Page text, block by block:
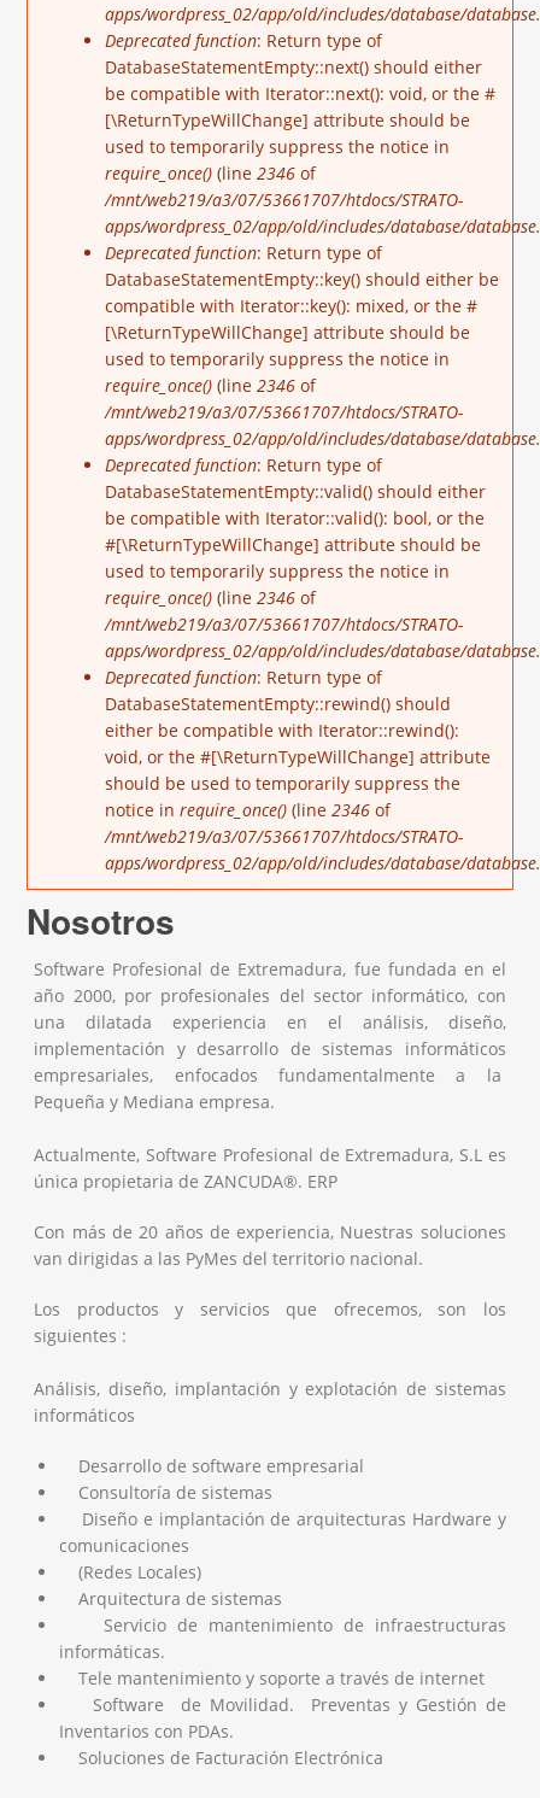
apps/wordpress_02/app/old/includes/database/
Deprecated function: Return type of
DatabaseStatementEmpty::next() should either
be compatible with Iterator::next(): void, or the #
[\ReturnTypeWillChange] attribute should be
used to temporarily suppress the notice in
require_once() (line2346 of
/mnt/web219/a3/07/53661707/htdocs/STRATO-
apps/wordpress_02/app/old/includes/database/
Deprecated function: Return type of
DatabaseStatementEmpty::key() should either be
compatible with Iterator::key(): mixed, or the #
[\ReturnTypeWillChange] attribute should be
used to temporarily suppress the notice in
require_once() (line2346 of
/mnt/web219/a3/07/53661707/htdocs/STRATO-
apps/wordpress_02/app/old/includes/database/
Deprecated function: Return type of
DatabaseStatementEmpty::valid() should either
be compatible with Iterator::valid(): bool, or the
#[\ReturnTypeWillChange] attribute should be
used to temporarily suppress the notice in
require_once() (line2346 of
/mnt/web219/a3/07/53661707/htdocs/STRATO-
apps/wordpress_02/app/old/includes/database/
Deprecated function: Return type of
DatabaseStatementEmpty::rewind() should
either be compatible with Iterator::rewind():
void, or the #[\ReturnTypeWillChange] attribute
should be used to temporarily suppress the
notice inrequire_once() (line2346 of
/mnt/web219/a3/07/53661707/htdocs/STRATO-
apps/wordpress_02/app/old/includes/database/
Nosotros
Software Profesional de Extremadura, fue fundada en el
año 2000, por profesionales del sector informático, con
una dilatada experiencia en el análisis, diseño,
implementación y desarrollo de sistemas informáticos
empresariales, enfocados fundamentalmente a la
Pequeña y Mediana empresa.
Actualmente, Software Profesional de Extremadura, S.L es
única propietaria de ZANCUDA®. ERP
Con más de 20 años de experiencia, Nuestras soluciones
van dirigidas a las PyMes del territorio nacional.
Los productos y servicios que ofrecemos, son los
siguientes :
Análisis, diseño, implantación y explotación de sistemas
informáticos
Desarrollo de software empresarial
Consultoría de sistemas
Diseño e implantación de arquitecturas Hardware y
comunicaciones
(Redes Locales)
Arquitectura de sistemas
Servicio de mantenimiento de infraestructuras
informáticas.
Tele mantenimiento y soporte a través de internet
Software de Movilidad. Preventas y Gestión de
Inventarios con PDAs.
Soluciones de Facturación Electrónica